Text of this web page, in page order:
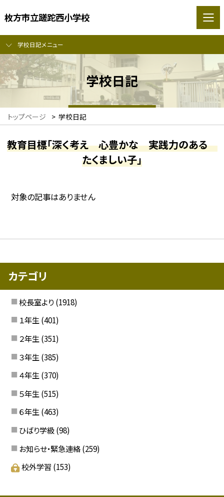
枚方市立蹉跎西小学校
学校日記メニュー
学校日記
トップページ > 学校日記
教育目標「深く考え 心豊かな 実践力のある
たくましい子」
対象の記事はありません
カテゴリ
校長室より (1918)
１年生 (401)
２年生 (351)
３年生 (385)
４年生 (370)
５年生 (515)
６年生 (463)
ひばり学級 (98)
お知らせ・緊急連絡 (259)
校外学習 (153)